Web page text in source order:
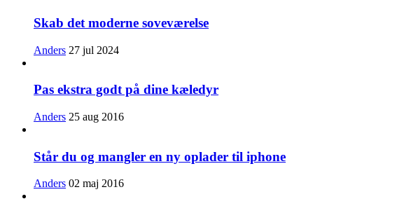
Skab det moderne soveværelse
Anders 27 jul 2024
Pas ekstra godt på dine kæledyr
Anders 25 aug 2016
Står du og mangler en ny oplader til iphone
Anders 02 maj 2016